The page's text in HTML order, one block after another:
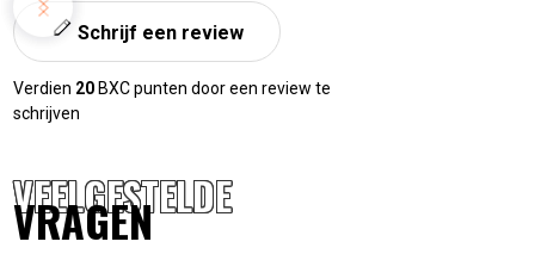
Schrijf een review
Verdien 20 BXC punten door een review te
schrijven
VEELGESTELDE
VRAGEN